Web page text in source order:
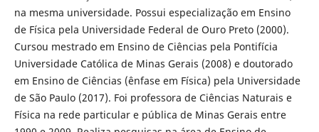
na mesma universidade. Possui especialização em Ensino
de Física pela Universidade Federal de Ouro Preto (2000).
Cursou mestrado em Ensino de Ciências pela Pontifícia
Universidade Católica de Minas Gerais (2008) e doutorado
em Ensino de Ciências (ênfase em Física) pela Universidade
de São Paulo (2017). Foi professora de Ciências Naturais e
Física na rede particular e pública de Minas Gerais entre